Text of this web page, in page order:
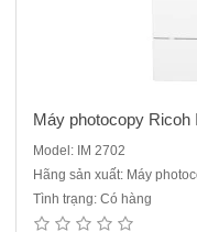
Máy photocopy Ricoh
Model: IM 2702
Hãng sản xuất: Máy
Tình trạng: Có hàng
kiện mới 100% (